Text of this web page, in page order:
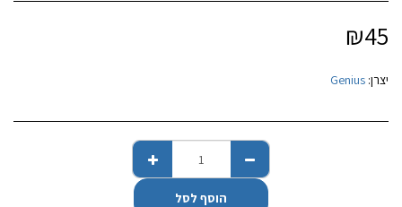
₪45
יצרן: Genius
הוסף לסל